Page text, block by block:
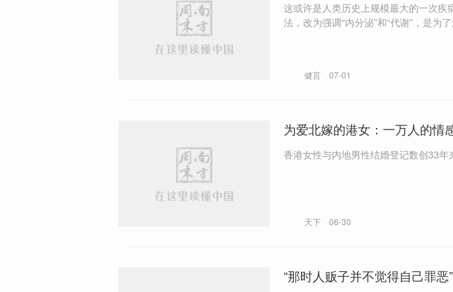
这或许是人类历史上规模最大的一次疾
法，改为强调“内分泌”和“代谢”，是为了消除临
疗系统还没有准备好”。现阶段，只能
医生，“在妇科找懂内分泌的，在内分泌
健言 07-01
为爱北嫁的港女：一万人的情
香港女性与内地男性结婚登记数创33年
天下 06-30
“那时人贩子并不觉得自己罪恶